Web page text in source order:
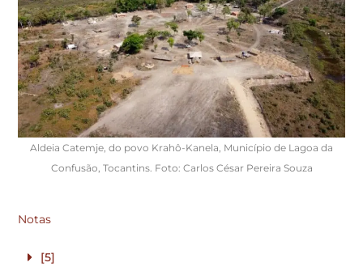
Aldeia Catemje, do povo Krahô-Kanela, Município de Lagoa da
Confusão, Tocantins. Foto: Carlos César Pereira Souza
Notas
[5]